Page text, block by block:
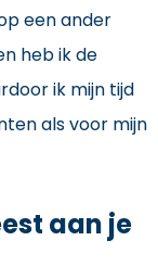
een ander
heb ik de
ik mijn tijd
als voor mijn
aan je